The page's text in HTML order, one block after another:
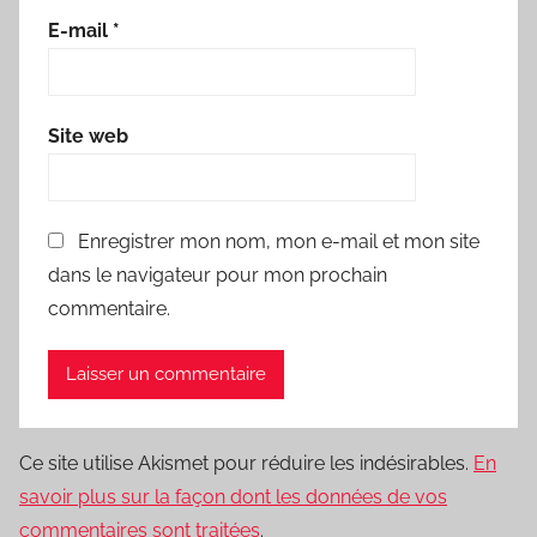
E-mail *
Site web
Enregistrer mon nom, mon e-mail et mon site
dans le navigateur pour mon prochain
commentaire.
Ce site utilise Akismet pour réduire les indésirables. En
savoir plus sur la façon dont les données de vos
commentaires sont traitées.